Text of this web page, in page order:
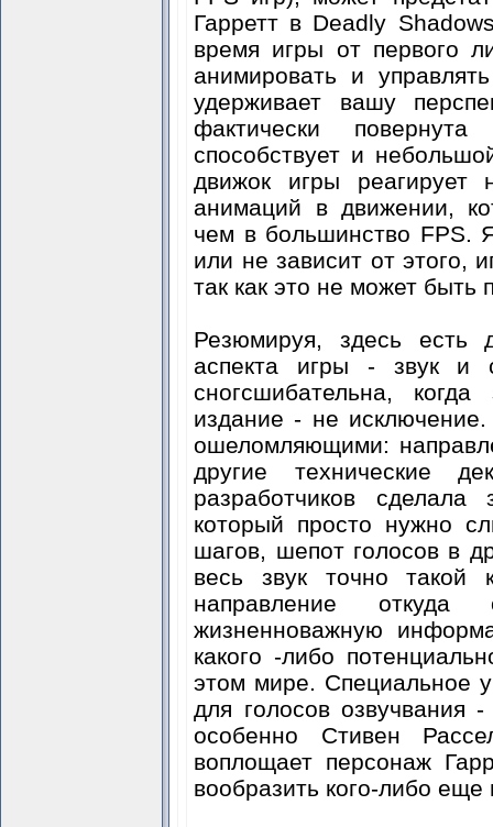
Гарретт в Deadly
время игры от первого
анимировать и
удерживает вашу
фактически
способствует и
движок игры реагирует
анимаций в движении,
чем в большинство FPS.
или не зависит от этого,
так как это не может быть
Резюмируя, здесь есть
аспекта игры - звук и
сногсшибательна,
издание - не
ошеломляющими:
другие технические
разработчиков
который просто нужно
шагов, шепот голосов в
весь звук точно
направление
жизненноважную
какого -либо
этом мире. Специальное
для голосов озвучвания
особенно Стивен
воплощает персонаж
вообразить кого-либо еще